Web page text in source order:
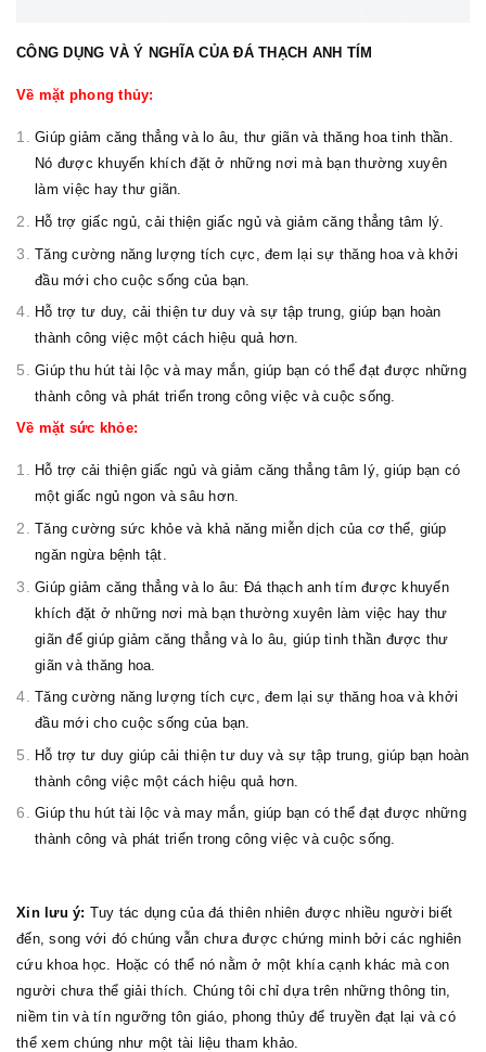
CÔNG DỤNG VÀ Ý NGHĨA CỦA ĐÁ THẠCH ANH TÍM
Về mặt phong thủy:
Giúp giảm căng thẳng và lo âu, thư giãn và thăng hoa tinh thần.
Nó được khuyến khích đặt ở những nơi mà bạn thường xuyên
làm việc hay thư giãn.
Hỗ trợ giấc ngủ, cải thiện giấc ngủ và giảm căng thẳng tâm lý.
Tăng cường năng lượng tích cực, đem lại sự thăng hoa và khởi
đầu mới cho cuộc sống của bạn.
Hỗ trợ tư duy, cải thiện tư duy và sự tập trung, giúp bạn hoàn
thành công việc một cách hiệu quả hơn.
Giúp thu hút tài lộc và may mắn, giúp bạn có thể đạt được những
thành công và phát triển trong công việc và cuộc sống.
Về mặt sức khỏe:
Hỗ trợ cải thiện giấc ngủ và giảm căng thẳng tâm lý, giúp bạn có
một giấc ngủ ngon và sâu hơn.
Tăng cường sức khỏe và khả năng miễn dịch của cơ thể, giúp
ngăn ngừa bệnh tật.
Giúp giảm căng thẳng và lo âu: Đá thạch anh tím được khuyến
khích đặt ở những nơi mà bạn thường xuyên làm việc hay thư
giãn để giúp giảm căng thẳng và lo âu, giúp tinh thần được thư
giãn và thăng hoa.
Tăng cường năng lượng tích cực, đem lại sự thăng hoa và khởi
đầu mới cho cuộc sống của bạn.
Hỗ trợ tư duy giúp cải thiện tư duy và sự tập trung, giúp bạn hoàn
thành công việc một cách hiệu quả hơn.
Giúp thu hút tài lộc và may mắn, giúp bạn có thể đạt được những
thành công và phát triển trong công việc và cuộc sống.
Xin lưu ý: Tuy tác dụng của đá thiên nhiên được nhiều người biết
đến, song với đó chúng vẫn chưa được chứng minh bởi các nghiên
cứu khoa học. Hoặc có thể nó nằm ở một khía cạnh khác mà con
người chưa thể giải thích. Chúng tôi chỉ dựa trên những thông tin,
niềm tin và tín ngưỡng tôn giáo, phong thủy để truyền đạt lại và có
thể xem chúng như một tài liệu tham khảo.